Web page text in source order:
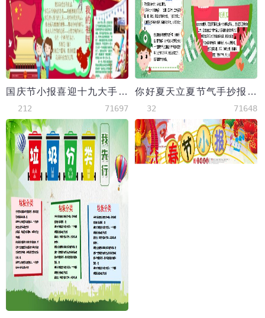
国庆节小报喜迎十九大手抄报爱国电子小报
212 71697
你好夏天立夏节气手抄报小报Word模板
32 71648